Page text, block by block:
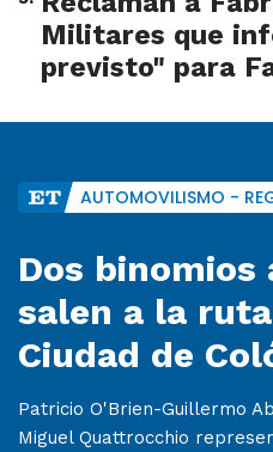
Militares que
previsto" para
AUTOMOVILISMO -
Dos binomios
salen a la
Ciudad de
Patricio O'Brien-Guillermo
Miguel Quattrocchio